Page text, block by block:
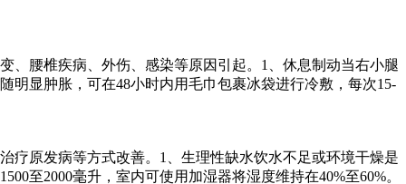
、腰椎疾病、外伤、感染等原因引起。1、休息制动当右小腿
明显肿胀，可在48小时内用毛巾包裹冰袋进行冷敷，每次15-
疗原发病等方式改善。1、生理性缺水饮水不足或环境干燥是
至2000毫升，室内可使用加湿器将湿度维持在40%至60%。